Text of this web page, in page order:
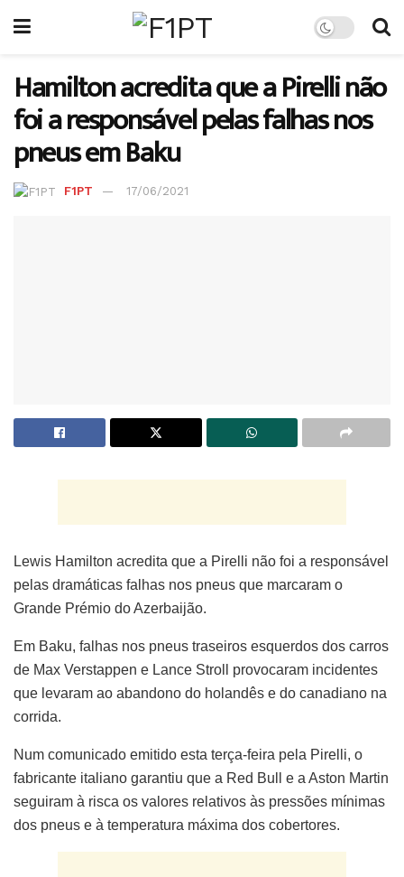
Hamilton acredita que a Pirelli não
foi a responsável pelas falhas nos
pneus em Baku
F1PT 17/06/2021
Lewis Hamilton acredita que a Pirelli não foi a responsável
pelas dramáticas falhas nos pneus que marcaram o
Grande Prémio do Azerbaijão.
Em Baku, falhas nos pneus traseiros esquerdos dos carros
de Max Verstappen e Lance Stroll provocaram incidentes
que levaram ao abandono do holandês e do canadiano na
corrida.
Num comunicado emitido esta terça-feira pela Pirelli, o
fabricante italiano garantiu que a Red Bull e a Aston Martin
seguiram à risca os valores relativos às pressões mínimas
dos pneus e à temperatura máxima dos cobertores.